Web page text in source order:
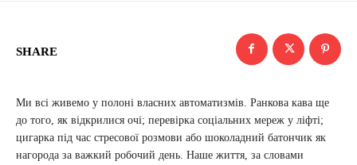
SHARE
Ми всі живемо у полоні власних автоматизмів. Ранкова кава ще
до того, як відкрилися очі; перевірка соціальних мереж у ліфті;
цигарка під час стресової розмови або шоколадний батончик як
нагорода за важкий робочий день. Наше життя, за словами